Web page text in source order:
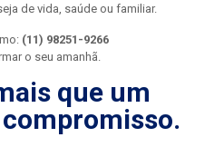
de vida, saúde ou familiar.
(11) 98251-9266
o seu amanhã.
que um